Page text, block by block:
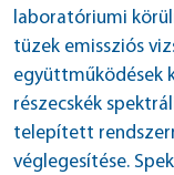
laboratóriumi
tüzek emissziós
együttműködések
részecskék
telepített
véglegesítése.